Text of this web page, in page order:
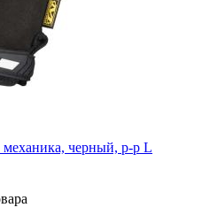
черный, р-р L